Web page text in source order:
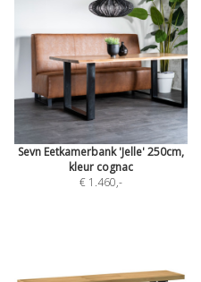
Sevn Eetkamerbank 'Jelle' 250cm,
kleur cognac
€ 1.460,-